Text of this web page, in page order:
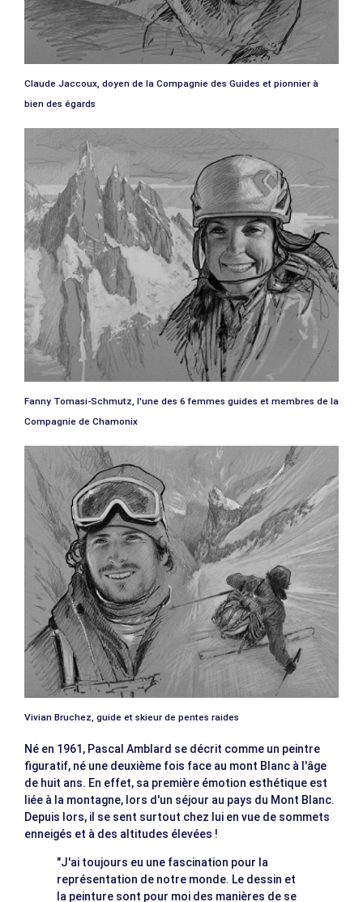
Claude Jaccoux, doyen de la Compagnie des Guides et pionnier à
bien des égards
Fanny Tomasi-Schmutz, l'une des 6 femmes guides et membres de la
Compagnie de Chamonix
Vivian Bruchez, guide et skieur de pentes raides
Né en 1961, Pascal Amblard se décrit comme un peintre
figuratif, né une deuxième fois face au mont Blanc à l'âge
de huit ans. En effet, sa première émotion esthétique est
liée à la montagne, lors d'un séjour au pays du Mont Blanc.
Depuis lors, il se sent surtout chez lui en vue de sommets
enneigés et à des altitudes élevées !
"J'ai toujours eu une fascination pour la
représentation de notre monde. Le dessin et
la peinture sont pour moi des manières de se